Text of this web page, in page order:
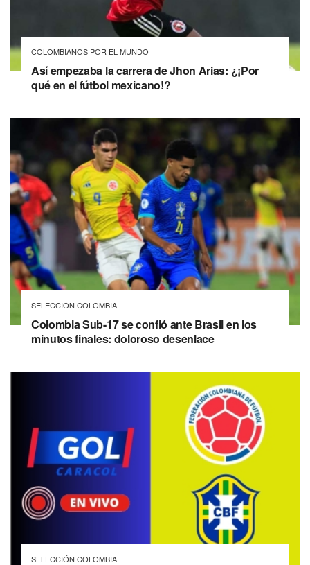
COLOMBIANOS POR EL MUNDO
Así empezaba la carrera de Jhon Arias: ¿¡Por
qué en el fútbol mexicano!?
SELECCIÓN COLOMBIA
Colombia Sub-17 se confió ante Brasil en los
minutos finales: doloroso desenlace
SELECCIÓN COLOMBIA